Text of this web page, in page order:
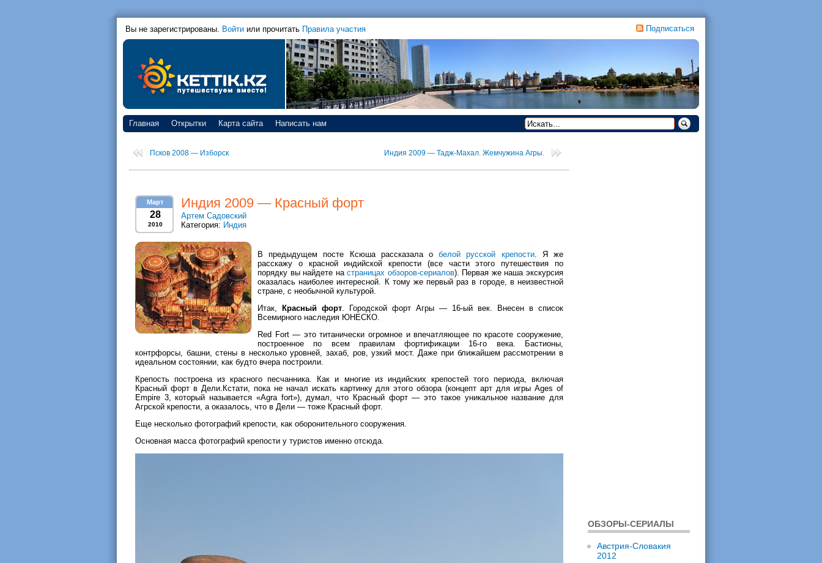
Вы не зарегистрированы. Войти или прочитать Правила участия Подписаться
Главная Открытки Карта сайта Написать нам
Псков 2008 — Изборск Индия 2009 — Тадж-Махал. Жемчужина Агры.
Март
28
2010
Индия 2009 — Красный форт
Артем Садовский
Категория: Индия
В предыдущем посте Ксюша рассказала обелой русской крепости. Я же
расскажу о красной индийской крепости (все части этого путешествия по
порядку вы найдете настраницах обзоров-сериалов). Первая же наша экскурсия
оказалась наиболее интересной. К тому же первый раз в городе, в неизвестной
стране, с необычной культурой.
Итак, Красный форт . Городской форт Агры — 16-ый век. Внесен в список
Всемирного наследия ЮНЕСКО.
Red Fort — это титанически огромное и впечатляющее по красоте сооружение,
построенное по всем правилам фортификации 16-го века. Бастионы,
контрфорсы, башни, стены в несколько уровней, захаб, ров, узкий мост. Даже при ближайшем рассмотрении в
идеальном состоянии, как будто вчера построили.
Крепость построена из красного песчанника. Как и многие из индийских крепостей того периода, включая
Красный форт в Дели.Кстати, пока не начал искать картинку для этого обзора (концепт арт для игры Ages of
Empire 3, который называется «Agra fort»), думал, что Красный форт — это такое уникальное название для
Агрской крепости, а оказалось, что в Дели — тоже Красный форт.
Еще несколько фотографий крепости, как оборонительного сооружения.
Основная масса фотографий крепости у туристов именно отсюда.
ОБЗОРЫ-СЕРИАЛЫ
Австрия-Словакия
2012